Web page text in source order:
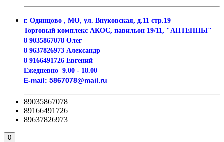
г. Одинцово , МО, ул. Внуковская, д.11 стр.19
Торговый комплекс АКОС, павильон 19/11, "АНТЕННЫ"
8 9035867078 Олег
8 9637826973 Александр
8 9166491726 Евгений
Ежедневно 9.00 - 18.00
E-mail: 5867078@mail.ru
89035867078
89166491726
89637826973
0